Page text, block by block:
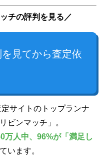
チの評判を見る／
見てから査定依
サイトのトップランナ
ビンマッチ」。
万人中、96%が「満足し
います。